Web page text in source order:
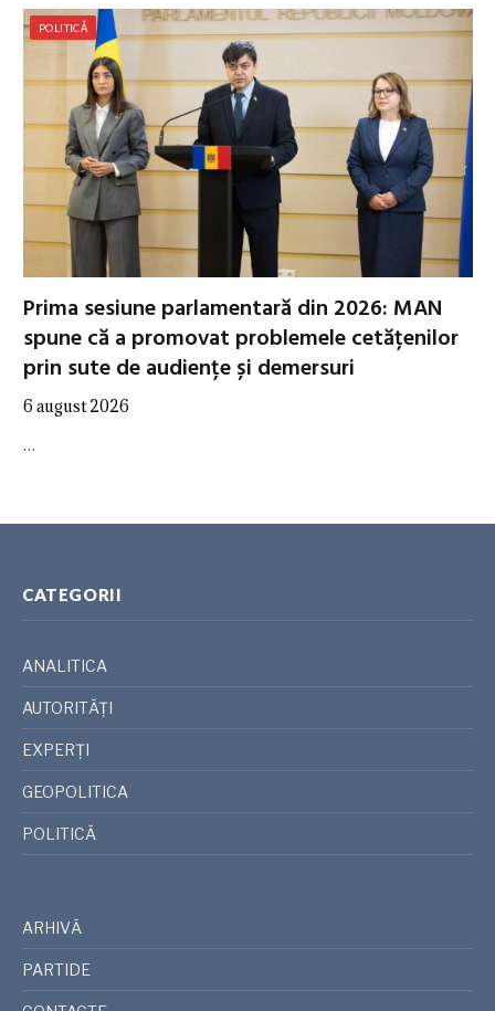
POLITICĂ
Prima sesiune parlamentară din 2026: MAN
spune că a promovat problemele cetățenilor
prin sute de audiențe și demersuri
6 august 2026
…
CATEGORII
ANALITICA
AUTORITĂȚI
EXPERȚI
GEOPOLITICA
POLITICĂ
ARHIVĂ
PARTIDE